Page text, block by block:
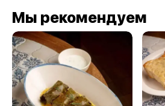
Мы рекомендуем